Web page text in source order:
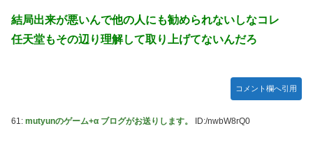
結局出来が悪いんで他の人にも勧められないしなコレ
任天堂もその辺り理解して取り上げてないんだろ
コメント欄へ引用
61: mutyunのゲーム+α ブログがお送りします。 ID:/nwbW8rQ0